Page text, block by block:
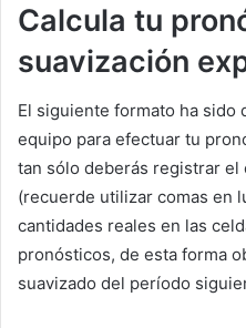
Calcula tu
suavización
El siguiente formato ha sido
equipo para efectuar tu
tan sólo deberás registrar
(recuerde utilizar comas en
cantidades reales en las
pronósticos, de esta forma
suavizado del período